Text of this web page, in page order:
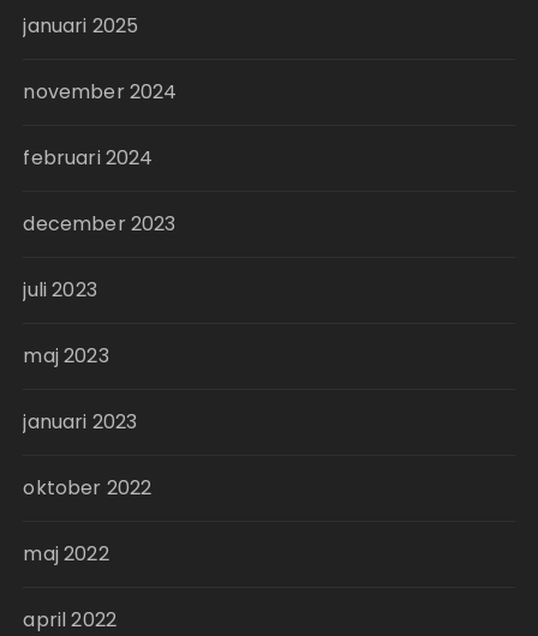
januari 2025
november 2024
februari 2024
december 2023
juli 2023
maj 2023
januari 2023
oktober 2022
maj 2022
april 2022